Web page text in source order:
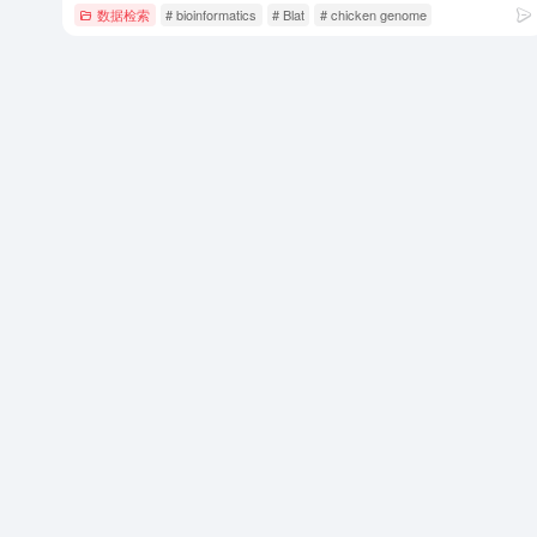
数据检索 # bioinformatics # Blat # chicken genome